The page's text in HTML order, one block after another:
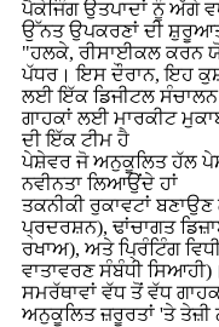
ਪੈਕੇਜਿੰਗ ਉਤਪਾਦਾਂ ਨੂੰ ਅੱਗੇ
ਉੱਨਤ ਉਪਕਰਣਾਂ ਦੀ ਸ਼ੁਰੂਆਤ
"ਹਲਕੇ, ਰੀਸਾਈਕਲ ਕਰਨ
ਪੱਧਰ। ਇਸ ਦੌਰਾਨ, ਇਹ
ਲਈ ਇੱਕ ਡਿਜੀਟਲ ਸੰਚਾਲਨ
ਗਾਹਕਾਂ ਲਈ ਮਾਰਕੀਟ
ਦੀ ਇੱਕ ਟੀਮ ਹੈ
ਪੇਸ਼ੇਵਰ ਜੋ ਅਨੁਕੂਲਿਤ ਹੱਲ
ਨਵੀਨਤਾ ਲਿਆਉਂਦੇ ਹਾਂ
ਤਕਨੀਕੀ ਰੁਕਾਵਟਾਂ
ਪ੍ਰਦਰਸ਼ਨ), ਢਾਂਚਾਗਤ
ਰਖਾਅ), ਅਤੇ ਪ੍ਰਿੰਟਿੰਗ
ਵਾਤਾਵਰਣ ਸੰਬੰਧੀ
ਸਮਰੱਥਾਵਾਂ ਵੱਧ ਤੋਂ ਵੱਧ
ਅਨੁਕੂਲਿਤ ਜ਼ਰੂਰਤਾਂ 'ਤੇ